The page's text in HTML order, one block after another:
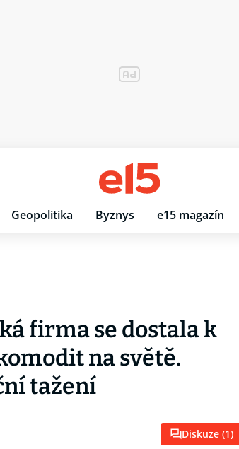
Geopolitika Byznys e15 magazín
firma se dostala k
na světě.
tažení
Diskuze (1)